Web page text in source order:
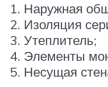
Наружная
Изоляция
Утеплитель;
Элементы
Несущая